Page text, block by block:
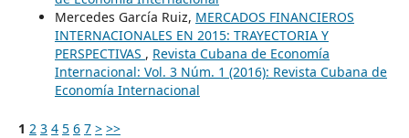
Mercedes García Ruiz, MERCADOS FINANCIEROS
INTERNACIONALES EN 2015: TRAYECTORIA Y
PERSPECTIVAS , Revista Cubana de Economía
Internacional: Vol. 3 Núm. 1 (2016): Revista Cubana de
Economía Internacional
1 2 3 4 5 6 7 > >>